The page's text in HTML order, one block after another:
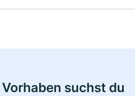
suchst du